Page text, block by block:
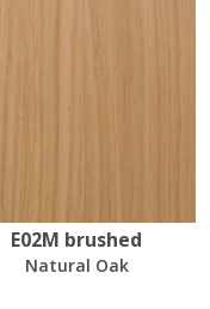
E02M brushed
Natural Oak